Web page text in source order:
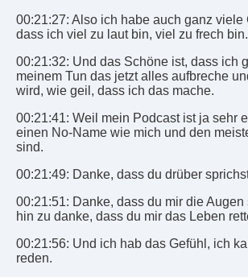
00:21:27: Also ich habe auch ganz viele
dass ich viel zu laut bin, viel zu frech bin.
00:21:32: Und das Schöne ist, dass ich
meinem Tun das jetzt alles aufbreche
wird, wie geil, dass ich das mache.
00:21:41: Weil mein Podcast ist ja sehr
einen No-Name wie mich und den
sind.
00:21:49: Danke, dass du drüber
00:21:51: Danke, dass du mir die Augen
hin zu danke, dass du mir das Leben
00:21:56: Und ich hab das Gefühl, ich
reden.